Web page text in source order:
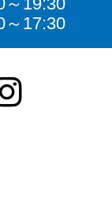
～17:30